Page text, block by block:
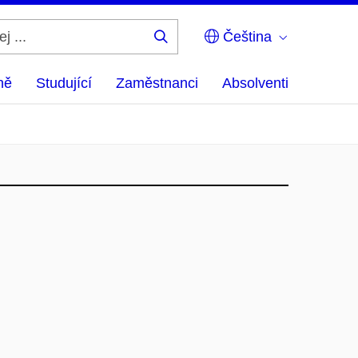
Čeština
Studující Zaměstnanci Absolventi